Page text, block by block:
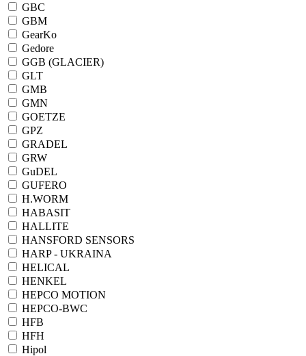
GBC
GBM
GearKo
Gedore
GGB (GLACIER)
GLT
GMB
GMN
GOETZE
GPZ
GRADEL
GRW
GuDEL
GUFERO
H.WORM
HABASIT
HALLITE
HANSFORD SENSORS
HARP - UKRAINA
HELICAL
HENKEL
HEPCO MOTION
HEPCO-BWC
HFB
HFH
Hipol